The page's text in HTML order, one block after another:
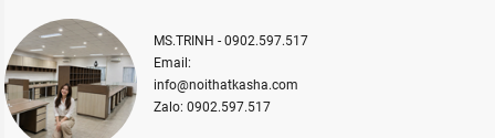
MS.TRINH - 0902.597.517
Email:
info@noithatkasha.com
Zalo: 0902.597.517